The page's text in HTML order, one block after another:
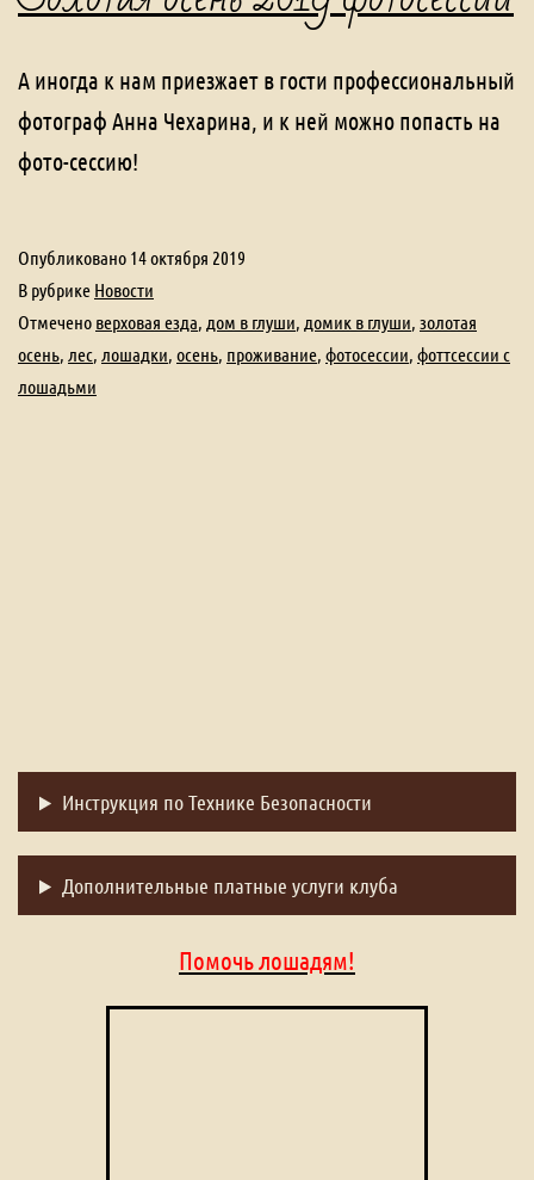
А иногда к нам приезжает в гости профессиональный
фотограф Анна Чехарина, и к ней можно попасть на
фото-сессию!
Опубликовано 14 октября 2019
В рубрике Новости
Отмечено верховая езда дом в глуши домик в глуши золотая
осень лес лошадки осень проживание фотосессии фоттсессии с
лошадьми
Инструкция по Технике Безопасности
Дополнительные платные услуги клуба
Помочь лошадям!